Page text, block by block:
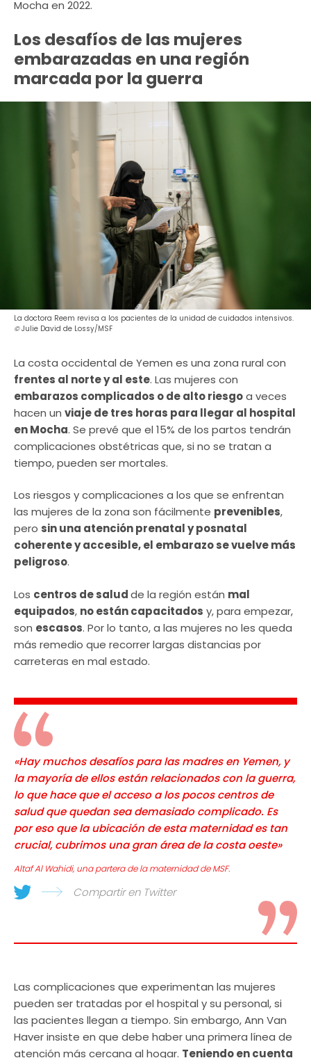
Mocha en 2022.
Los desafíos de las mujeres
embarazadas en una región
marcada por la guerra
La doctora Reem revisa a los pacientes de la unidad de cuidados intensivos.
©Julie David de Lossy/MSF
La costa occidental de Yemen es una zona rural con
frentes al norte y al este. Las mujeres con
embarazos complicados o de alto riesgoa veces
hacen un viaje de tres horas para llegar al hospital
en Mocha. Se prevé que el 15% de los partos tendrán
complicaciones obstétricas que, si no se tratan a
tiempo, pueden ser mortales.
Los riesgos y complicaciones a los que se enfrentan
las mujeres de la zona son fácilmente prevenibles,
pero sin una atención prenatal y posnatal
coherente y accesible, el embarazo se vuelve más
peligroso.
Los centros de saludde la región están mal
equipados, no están capacitados y, para empezar,
son escasos. Por lo tanto, a las mujeres no les queda
más remedio que recorrer largas distancias por
carreteras en mal estado.
«Hay muchos desafíos para las madres en Yemen, y
la mayoría de ellos están relacionados con la guerra,
lo que hace que el acceso a los pocos centros de
salud que quedan sea demasiado complicado. Es
por eso que la ubicación de esta maternidad es tan
crucial, cubrimos una gran área de la costa oeste»
Altaf Al Wahidi, una partera de la maternidad de MSF.
Compartir en Twitter
Las complicaciones que experimentan las mujeres
pueden ser tratadas por el hospital y su personal, si
las pacientes llegan a tiempo. Sin embargo, Ann Van
Haver insiste en que debe haber una primera línea de
atención más cercana al hogar. Teniendo en cuenta